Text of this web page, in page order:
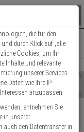
ist momentan leer.
Fertig
| Fr.: 8:00 - 14:00 Uhr
die für den
durch Klick auf „alle
Cookies, um Ihr
Inhalte und relevante
unserer Services
Daten wie Ihre IP-
anzupassen.
entnehmen Sie
in unserer
auch den Datentransfer in